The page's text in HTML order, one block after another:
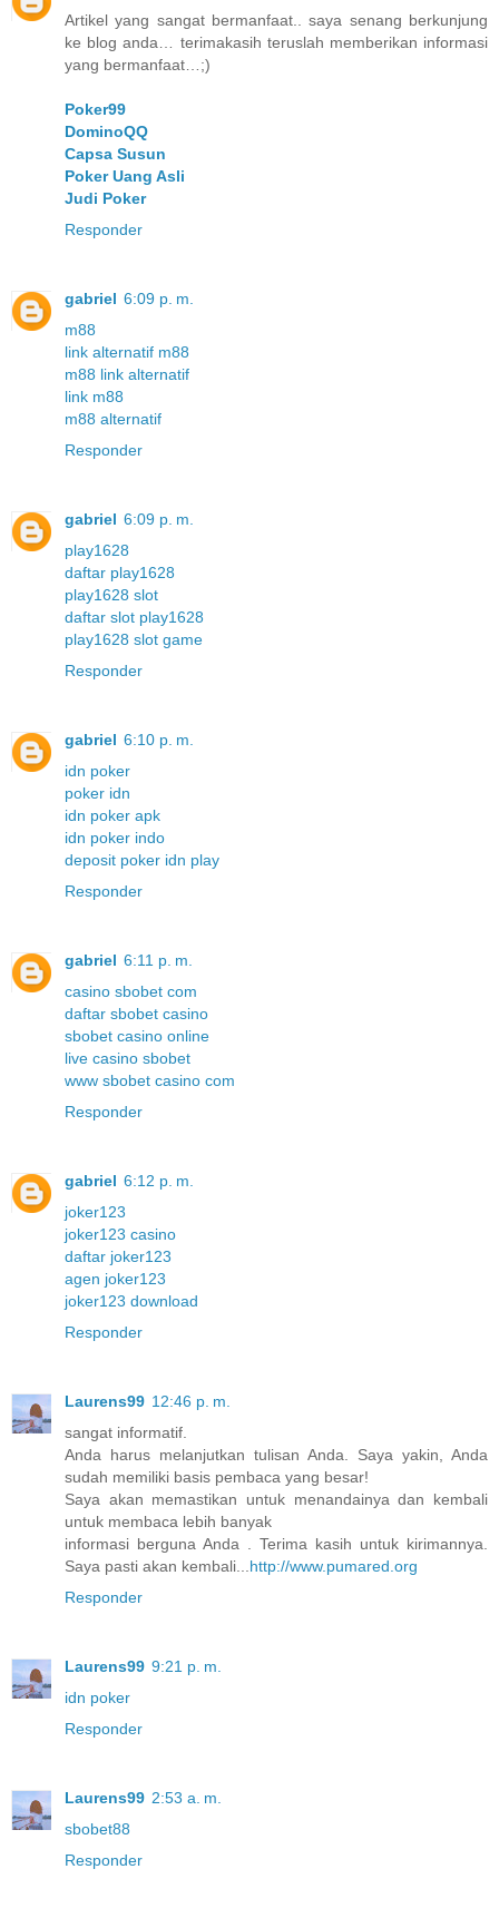
Artikel yang sangat bermanfaat.. saya senang berkunjung
ke blog anda… terimakasih teruslah memberikan informasi
yang bermanfaat…;)
Poker99
DominoQQ
Capsa Susun
Poker Uang Asli
Judi Poker
Responder
gabriel 6:09 p. m.
m88
link alternatif m88
m88 link alternatif
link m88
m88 alternatif
Responder
gabriel 6:09 p. m.
play1628
daftar play1628
play1628 slot
daftar slot play1628
play1628 slot game
Responder
gabriel 6:10 p. m.
idn poker
poker idn
idn poker apk
idn poker indo
deposit poker idn play
Responder
gabriel 6:11 p. m.
casino sbobet com
daftar sbobet casino
sbobet casino online
live casino sbobet
www sbobet casino com
Responder
gabriel 6:12 p. m.
joker123
joker123 casino
daftar joker123
agen joker123
joker123 download
Responder
Laurens99 12:46 p. m.
sangat informatif.
Anda harus melanjutkan tulisan Anda. Saya yakin, Anda
sudah memiliki basis pembaca yang besar!
Saya akan memastikan untuk menandainya dan kembali
untuk membaca lebih banyak
informasi berguna Anda . Terima kasih untuk kirimannya.
Saya pasti akan kembali... http://www.pumared.org
Responder
Laurens99 9:21 p. m.
idn poker
Responder
Laurens99 2:53 a. m.
sbobet88
Responder